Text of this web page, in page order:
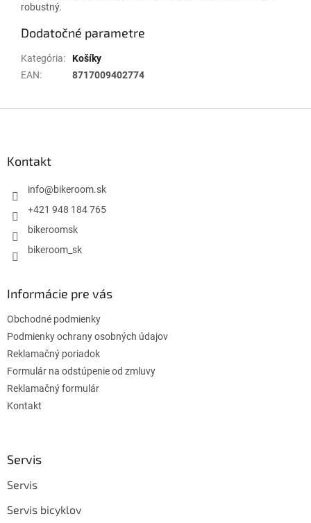
robustný.
Dodatočné parametre
Kategória:
Košíky
EAN: 8717009402774
Kontakt
info@bikeroom.sk
+421 948 184 765
bikeroomsk
bikeroom_sk
Informácie pre vás
Obchodné podmienky
Podmienky ochrany osobných údajov
Reklamačný poriadok
Formulár na odstúpenie od zmluvy
Reklamačný formulár
Kontakt
Servis
Servis
Servis bicyklov